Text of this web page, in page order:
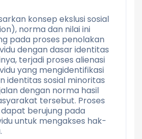
konsep ekslusi sosial
norma dan nilai ini
pada proses penolakan
dengan dasar identitas
terjadi proses alienasi
yang mengidentifikasi
identitas sosial minoritas
dengan norma hasil
tersebut. Proses
berujung pada
untuk mengakses hak-